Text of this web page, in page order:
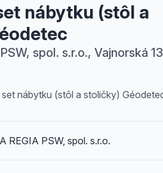
nábytku (stôl a
spol. s.r.o., Vajnorská
nábytku (stôl a stoličky)
REGIA PSW, spol. s.r.o.